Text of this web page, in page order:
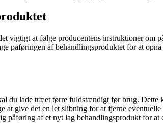
vigtigt at følge producentens instruktioner
påføringen af behandlingsproduktet for at
du lade træet tørre fuldstændigt før brug.
at give det en let slibning for at fjerne
påføring af et nyt lag behandlingsprodukt for at